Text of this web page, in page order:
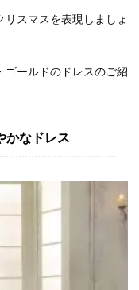
スマスを表現しましょ
ゴールドのドレスのご紹
かなドレス